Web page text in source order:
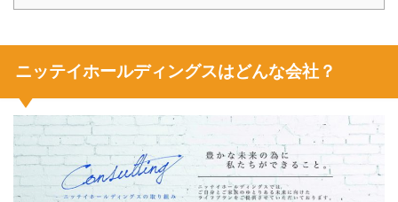
ニッテイホールディングスはどんな会社？